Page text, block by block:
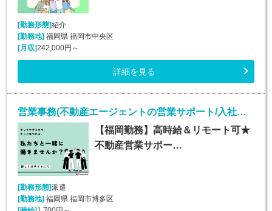
[勤務形態]紹介
[勤務地] 福岡県 福岡市中央区
[月収]242,000円～
詳細を見る
営業事務(不動産エージェントの営業サポート/入社日応相談)
【福岡勤務】高時給＆リモート可★
不動産営業サポー…
[勤務形態]派遣
[勤務地]福岡県 福岡市博多区